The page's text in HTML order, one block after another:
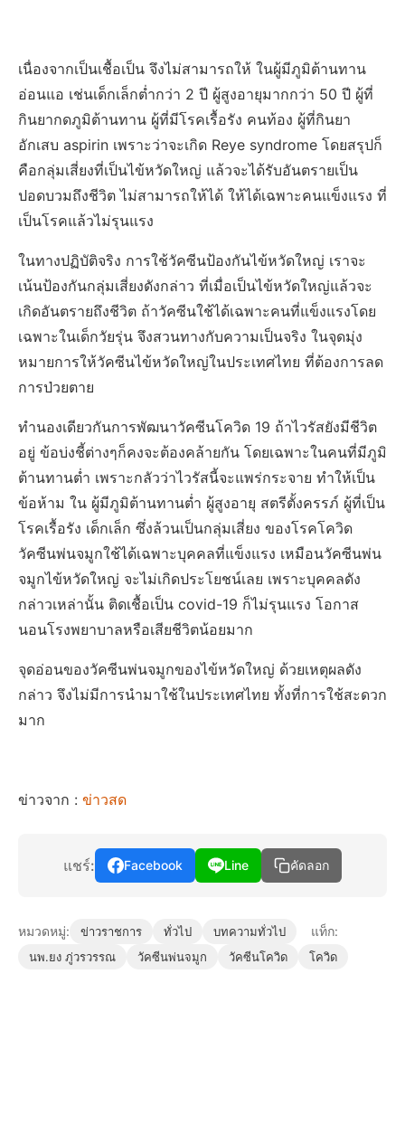
เนื่องจากเป็นเชื้อเป็น จึงไม่สามารถให้ ในผู้มีภูมิต้านทาน
อ่อนแอ เช่นเด็กเล็กต่ำกว่า 2 ปี ผู้สูงอายุมากกว่า 50 ปี ผู้ที่
กินยากดภูมิต้านทาน ผู้ที่มีโรคเรื้อรัง คนท้อง ผู้ที่กินยา
อักเสบ aspirin เพราะว่าจะเกิด Reye syndrome โดยสรุปก็
คือกลุ่มเสี่ยงที่เป็นไข้หวัดใหญ่ แล้วจะได้รับอันตรายเป็น
ปอดบวมถึงชีวิต ไม่สามารถให้ได้ ให้ได้เฉพาะคนแข็งแรง ที่
เป็นโรคแล้วไม่รุนแรง
ในทางปฏิบัติจริง การใช้วัคซีนป้องกันไข้หวัดใหญ่ เราจะ
เน้นป้องกันกลุ่มเสี่ยงดังกล่าว ที่เมื่อเป็นไข้หวัดใหญ่แล้วจะ
เกิดอันตรายถึงชีวิต ถ้าวัคซีนใช้ได้เฉพาะคนที่แข็งแรงโดย
เฉพาะในเด็กวัยรุ่น จึงสวนทางกับความเป็นจริง ในจุดมุ่ง
หมายการให้วัคซีนไข้หวัดใหญ่ในประเทศไทย ที่ต้องการลด
การป่วยตาย
ทำนองเดียวกันการพัฒนาวัคซีนโควิด 19 ถ้าไวรัสยังมีชีวิต
อยู่ ข้อบ่งชี้ต่างๆก็คงจะต้องคล้ายกัน โดยเฉพาะในคนที่มีภูมิ
ต้านทานต่ำ เพราะกลัวว่าไวรัสนี้จะแพร่กระจาย ทำให้เป็น
ข้อห้าม ใน ผู้มีภูมิต้านทานต่ำ ผู้สูงอายุ สตรีตั้งครรภ์ ผู้ที่เป็น
โรคเรื้อรัง เด็กเล็ก ซึ่งล้วนเป็นกลุ่มเสี่ยง ของโรคโควิด
วัคซีนพ่นจมูกใช้ได้เฉพาะบุคคลที่แข็งแรง เหมือนวัคซีนพ่น
จมูกไข้หวัดใหญ่ จะไม่เกิดประโยชน์เลย เพราะบุคคลดัง
กล่าวเหล่านั้น ติดเชื้อเป็น covid-19 ก็ไม่รุนแรง โอกาส
นอนโรงพยาบาลหรือเสียชีวิตน้อยมาก
จุดอ่อนของวัคซีนพ่นจมูกของไข้หวัดใหญ่ ด้วยเหตุผลดัง
กล่าว จึงไม่มีการนำมาใช้ในประเทศไทย ทั้งที่การใช้สะดวก
มาก
ข่าวจาก : ข่าวสด
แชร์: Facebook Line คัดลอก
หมวดหมู่: ข่าวราชการ ทั่วไป บทความทั่วไป แท็ก:
นพ.ยง ภู่วรวรรณ วัคซีนพ่นจมูก วัคซีนโควิด โควิด